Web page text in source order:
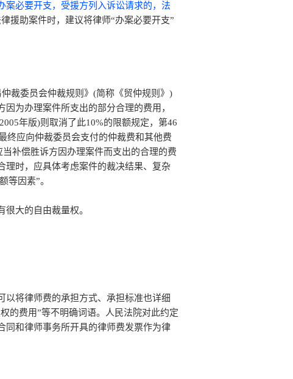
案必要开支，受援方列入诉讼请求的，法
援助案件时，建议将律师“办案必要开支”
裁委员会仲裁规则》(简称《贸仲规则》)
为办理案件所支出的部分合理的费用，
年版)则取消了此10%的限额规定，第46
终应向仲裁委员会支付的仲裁费和其他费
补偿胜诉方因办理案件而支出的合理的费
理时，应具体考虑案件的裁决结果、复杂
等因素”。
大的自由裁量权。
将律师费的承担方式、承担标准也详细
的费用”等不明确词语。人民法院对此约定
同和律师事务所开具的律师费发票作为律